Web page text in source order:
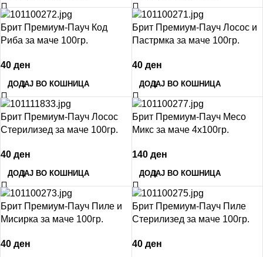
Брит Премиум-Пауч Код
Риба за маче 100гр.
40 ден
ДОДАЈ ВО КОШНИЦА
Брит Премиум-Пауч Лосос и
Пастрмка за маче 100гр.
40 ден
ДОДАЈ ВО КОШНИЦА
Брит Премиум-Пауч Лосос
Стерилизед за маче 100гр.
40 ден
ДОДАЈ ВО КОШНИЦА
Брит Премиум-Пауч Месо
Микс за маче 4х100гр.
140 ден
ДОДАЈ ВО КОШНИЦА
Брит Премиум-Пауч Пиле и
Мисирка за маче 100гр.
40 ден
Брит Премиум-Пауч Пиле
Стерилизед за маче 100гр.
40 ден